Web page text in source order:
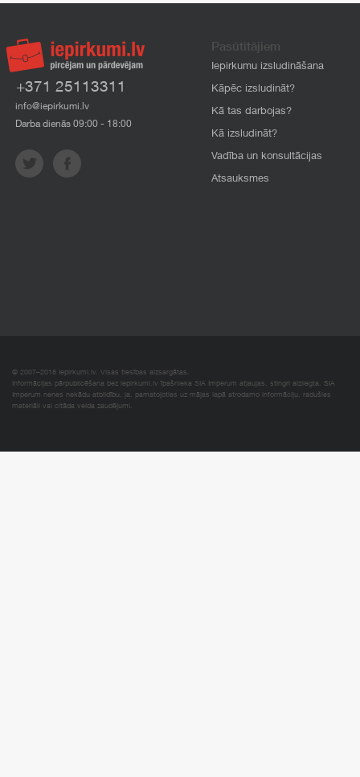
+371 25113311
info@iepirkumi.lv
Darba dienās 09:00 - 18:00
Pasūtītājiem
Iepirkumu izsludināšana
Kāpēc izsludināt?
Kā tas darbojas?
Kā izsludināt?
Vadība un konsultācijas
Atsauksmes
© 2007–2018 Iepirkumi.lv. Visas tiesības aizsargātas.
Informācijas pārpublicēšana bez iepirkumi.lv īpašnieka SIA Imperum atļaujas, stingri aizliegta. SIA
Imperum nenes nekādu atbildību, ja, pamatojoties uz mājas lapā atrodamo informāciju, radušies
materiāli vai citāda veida zaudējumi.